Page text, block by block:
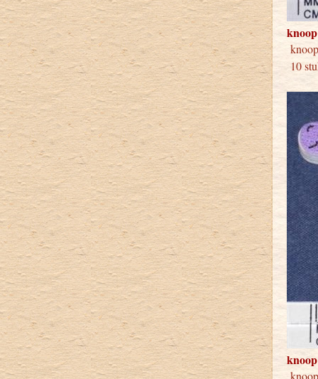
10